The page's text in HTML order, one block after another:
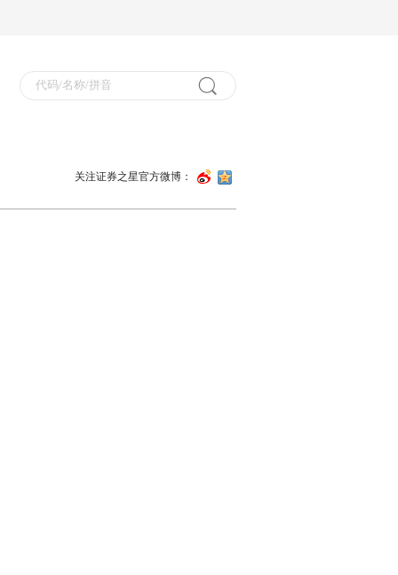
关注证券之星官方微博：